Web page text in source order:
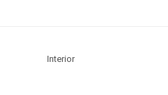
Interior